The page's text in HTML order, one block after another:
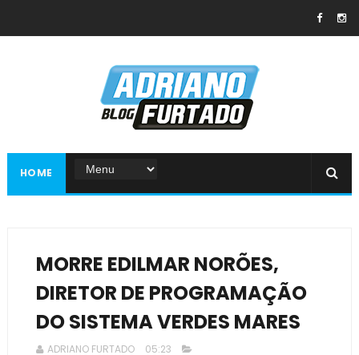
HOME
MORRE EDILMAR NORÕES,
DIRETOR DE PROGRAMAÇÃO
DO SISTEMA VERDES MARES
ADRIANO FURTADO 05:23